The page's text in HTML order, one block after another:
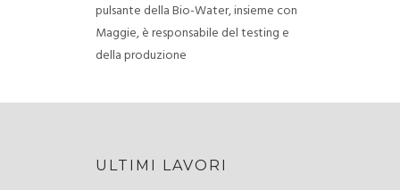
pulsante della Bio-Water, insieme con
Maggie, è responsabile del testing e
della produzione
ULTIMI LAVORI